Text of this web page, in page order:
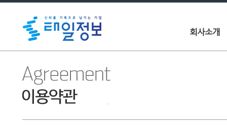
회사소개